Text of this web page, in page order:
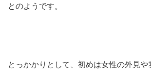
とのようです。
とっかかりとして、初めは女性の外見や